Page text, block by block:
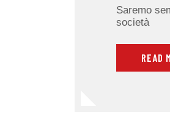
Saremo
società
READ